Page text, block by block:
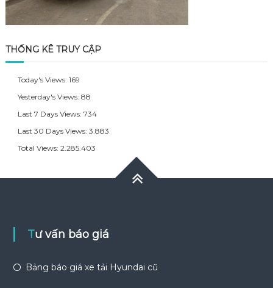
THỐNG KÊ TRUY CẬP
Today's Views: 169
Yesterday's Views: 88
Last 7 Days Views: 734
Last 30 Days Views: 3.883
Total Views: 2.285.403
Tư vấn báo giá
Bảng báo giá xe tải Hyundai cũ